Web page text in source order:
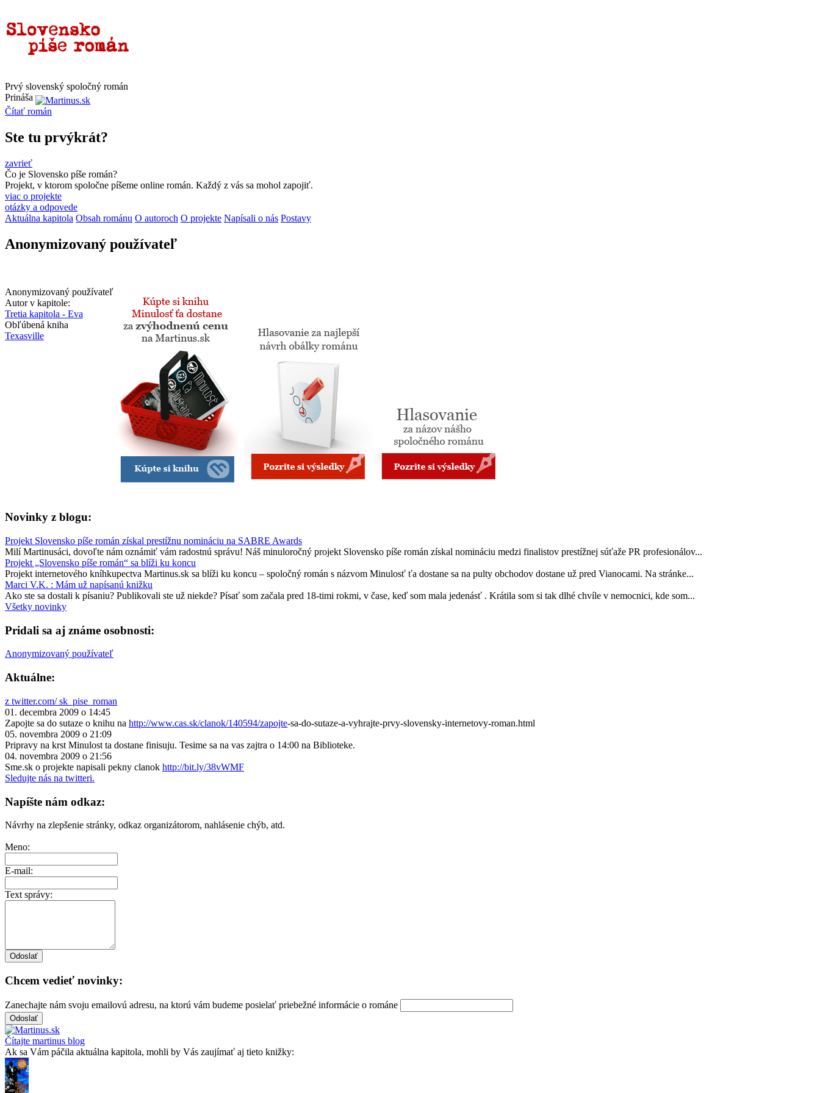
Prvý slovenský spoločný román
Prináša
Čítať román
Ste tu prvýkrát?
zavrieť
Čo je Slovensko píše román?
Projekt, v ktorom spoločne píšeme online román. Každý z vás sa mohol zapojiť.
viac o projekte
otázky a odpovede
Aktuálna kapitola Obsah románu O autoroch O projekte Napísali o nás Postavy
Anonymizovaný používateľ
Anonymizovaný používateľ
Autor v kapitole:
Tretia kapitola - Eva
Obľúbená kniha
Texasville
Novinky z blogu:
Projekt Slovensko píše román získal prestížnu nomináciu na SABRE Awards
Milí Martinusáci, dovoľte nám oznámiť vám radostnú správu! Náš minuloročný projekt Slovensko píše román získal nomináciu medzi finalistov prestížnej súťaže PR profesionálov...
Projekt „Slovensko píše román“ sa blíži ku koncu
Projekt internetového kníhkupectva Martinus.sk sa blíži ku koncu – spoločný román s názvom Minulosť ťa dostane sa na pulty obchodov dostane už pred Vianocami. Na stránke...
Marci V.K. : Mám už napísanú knižku
Ako ste sa dostali k písaniu? Publikovali ste už niekde? Písať som začala pred 18-timi rokmi, v čase, keď som mala jedenásť . Krátila som si tak dlhé chvíle v nemocnici, kde som...
Všetky novinky
Pridali sa aj známe osobnosti:
Anonymizovaný používateľ
Aktuálne:
z twitter.com/ sk_pise_roman
01. decembra 2009 o 14:45
Zapojte sa do sutaze o knihu na http://www.cas.sk/clanok/140594/zapojte-sa-do-sutaze-a-vyhrajte-prvy-slovensky-internetovy-roman.html
05. novembra 2009 o 21:09
Pripravy na krst Minulost ta dostane finisuju. Tesime sa na vas zajtra o 14:00 na Biblioteke.
04. novembra 2009 o 21:56
Sme.sk o projekte napisali pekny clanok http://bit.ly/38vWMF
Sledujte nás na twitteri.
Napíšte nám odkaz:
Návrhy na zlepšenie stránky, odkaz organizátorom, nahlásenie chýb, atd.
Meno:
E-mail:
Text správy:
Chcem vedieť novinky:
Zanechajte nám svoju emailovú adresu, na ktorú vám budeme posielať priebežné informácie o románe
Čítajte martinus blog
Ak sa Vám páčila aktuálna kapitola, mohli by Vás zaujímať aj tieto knižky: